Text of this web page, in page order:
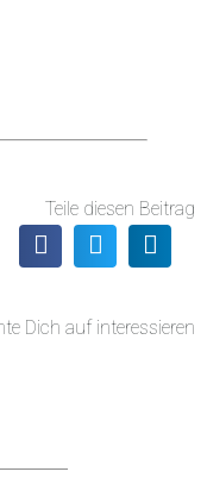
Teile diesen Beitrag
Dich auf interessieren